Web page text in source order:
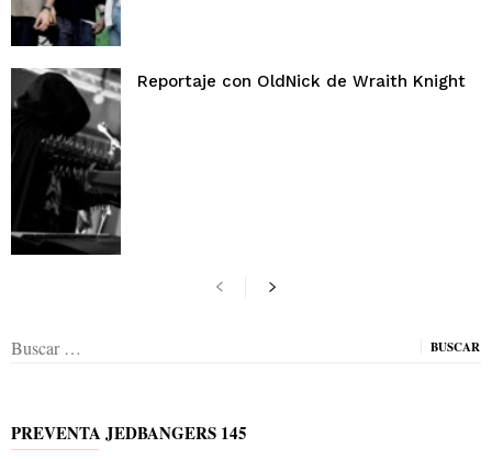
Reportaje con OldNick de Wraith Knight
Buscar:
PREVENTA JEDBANGERS 145